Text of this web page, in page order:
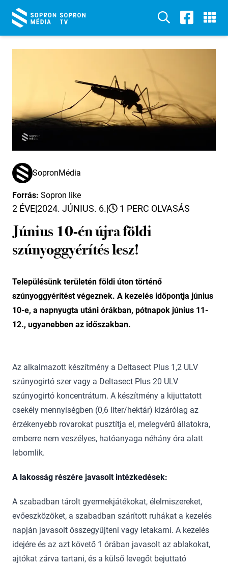
SopronMédia
Forrás: Sopron like
2 ÉVE|2024. JÚNIUS. 6.| 1 PERC OLVASÁS
Június 10-én újra földi
szúnyoggyérítés lesz!
Településünk területén földi úton történő
szúnyoggyérítést végeznek. A kezelés időpontja június
10-e, a napnyugta utáni órákban, pótnapok június 11-
12., ugyanebben az időszakban.
Az alkalmazott készítmény a Deltasect Plus 1,2 ULV
szúnyogirtó szer vagy a Deltasect Plus 20 ULV
szúnyogirtó koncentrátum. A készítmény a kijuttatott
csekély mennyiségben (0,6 liter/hektár) kizárólag az
érzékenyebb rovarokat pusztítja el, melegvérű állatokra,
emberre nem veszélyes, hatóanyaga néhány óra alatt
lebomlik.
A lakosság részére javasolt intézkedések:
A szabadban tárolt gyermekjátékokat, élelmiszereket,
evőeszközöket, a szabadban szárított ruhákat a kezelés
napján javasolt összegyűjteni vagy letakarni. A kezelés
idejére és az azt követő 1 órában javasolt az ablakokat,
ajtókat zárva tartani, és a külső levegőt bejuttató